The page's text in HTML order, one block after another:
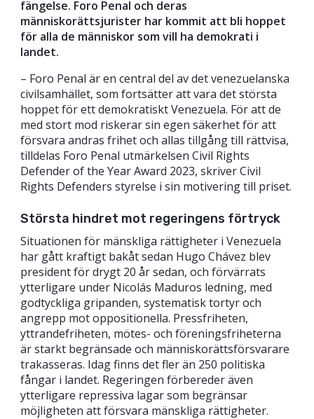
fängelse. Foro Penal och deras
människorättsjurister har kommit att bli hoppet
för alla de människor som vill ha demokrati i
landet.
– Foro Penal är en central del av det venezuelanska
civilsamhället, som fortsätter att vara det största
hoppet för ett demokratiskt Venezuela. För att de
med stort mod riskerar sin egen säkerhet för att
försvara andras frihet och allas tillgång till rättvisa,
tilldelas Foro Penal utmärkelsen Civil Rights
Defender of the Year Award 2023, skriver Civil
Rights Defenders styrelse i sin motivering till priset.
Största hindret mot regeringens förtryck
Situationen för mänskliga rättigheter i Venezuela
har gått kraftigt bakåt sedan Hugo Chávez blev
president för drygt 20 år sedan, och förvärrats
ytterligare under Nicolás Maduros ledning, med
godtyckliga gripanden, systematisk tortyr och
angrepp mot oppositionella. Pressfriheten,
yttrandefriheten, mötes- och föreningsfriheterna
är starkt begränsade och människorättsförsvarare
trakasseras. Idag finns det fler än 250 politiska
fångar i landet. Regeringen förbereder även
ytterligare repressiva lagar som begränsar
möjligheten att försvara mänskliga rättigheter.